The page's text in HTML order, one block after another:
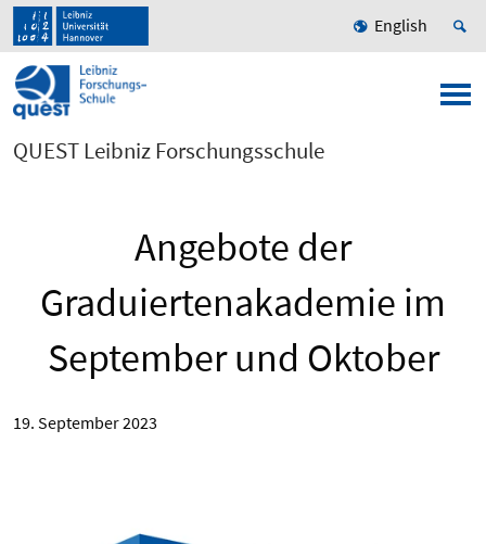
English
QUEST Leibniz Forschungsschule
Angebote der
Graduiertenakademie im
September und Oktober
19. September 2023